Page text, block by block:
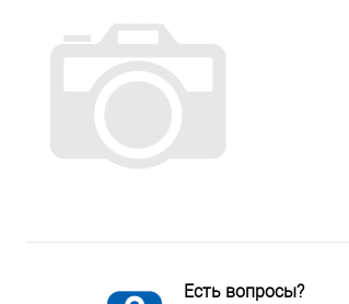
Электромонтажные
Есть вопросы?